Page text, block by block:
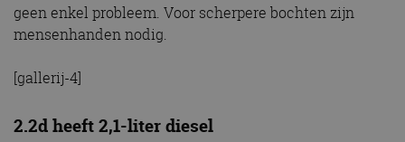
geen enkel probleem. Voor scherpere bochten zijn
mensenhanden nodig.
[gallerij-4]
2.2d heeft 2,1-liter diesel